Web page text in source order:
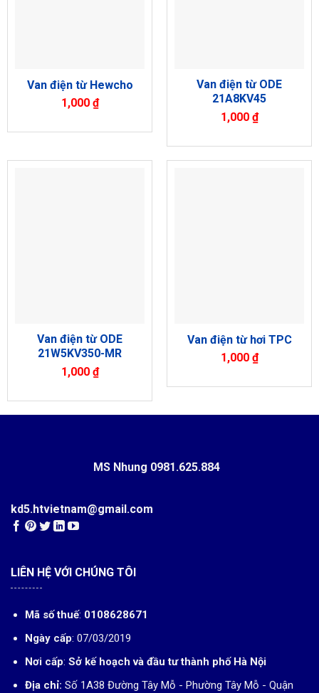
Van điện từ Hewcho
1,000 ₫
Van điện từ ODE
21A8KV45
1,000 ₫
Van điện từ ODE
21W5KV350-MR
1,000 ₫
Van điện từ hơi TPC
1,000 ₫
MS Nhung 0981.625.884
kd5.htvietnam@gmail.com
LIÊN HỆ VỚI CHÚNG TÔI
Mã số thuế: 0108628671
Ngày cấp: 07/03/2019
Nơi cấp: Sở kế hoạch và đầu tư thành phố Hà Nội
Địa chỉ: Số 1A38 Đường Tây Mỗ - Phường Tây Mỗ - Quận